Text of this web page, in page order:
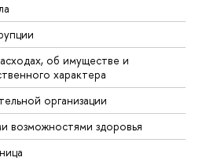
об имуществе и
характера
организации
возможностями здоровья